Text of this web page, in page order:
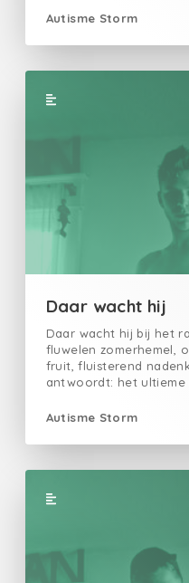
Autisme Storm
Daar wacht hij
Daar wacht hij bij het
fluwelen zomerhemel,
fruit, fluisterend
antwoordt: het ultieme
de kille nacht, zijn
Autisme Storm